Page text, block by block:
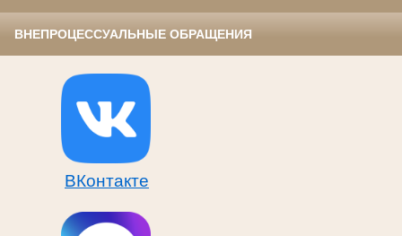
ВНЕПРОЦЕССУАЛЬНЫЕ ОБРАЩЕНИЯ
ВКонтакте